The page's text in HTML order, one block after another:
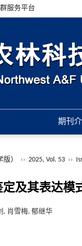
服务平台
期刊
） ›› 2025, Vol. 53 ››
定及其表达模
, 肖雪梅, 郁继华